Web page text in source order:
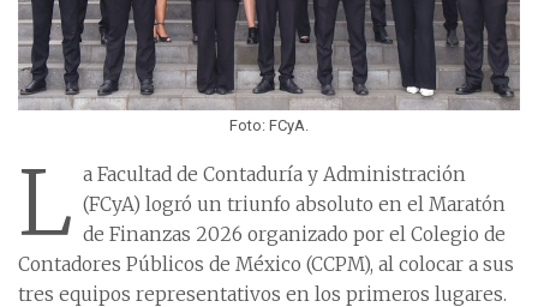
Foto: FCyA.
L a Facultad de Contaduría y Administración
(FCyA) logró un triunfo absoluto en el Maratón
de Finanzas 2026 organizado por el Colegio de
Contadores Públicos de México (CCPM), al colocar a sus
tres equipos representativos en los primeros lugares.